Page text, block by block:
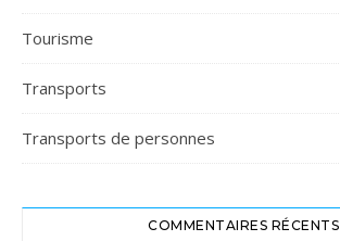
Tourisme
Transports
Transports de personnes
COMMENTAIRES RÉCENTS